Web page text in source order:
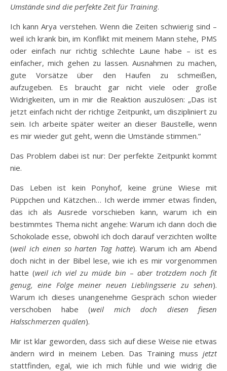
Umstände sind die perfekte Zeit für Training.
Ich kann Arya verstehen. Wenn die Zeiten schwierig sind –
weil ich krank bin, im Konflikt mit meinem Mann stehe, PMS
oder einfach nur richtig schlechte Laune habe – ist es
einfacher, mich gehen zu lassen. Ausnahmen zu machen,
gute Vorsätze über den Haufen zu schmeißen,
aufzugeben. Es braucht gar nicht viele oder große
Widrigkeiten, um in mir die Reaktion auszulösen: „Das ist
jetzt einfach nicht der richtige Zeitpunkt, um diszipliniert zu
sein. Ich arbeite später weiter an dieser Baustelle, wenn
es mir wieder gut geht, wenn die Umstände stimmen.“
Das Problem dabei ist nur: Der perfekte Zeitpunkt kommt
nie.
Das Leben ist kein Ponyhof, keine grüne Wiese mit
Püppchen und Kätzchen… Ich werde immer etwas finden,
das ich als Ausrede vorschieben kann, warum ich ein
bestimmtes Thema nicht angehe: Warum ich dann doch die
Schokolade esse, obwohl ich doch darauf verzichten wollte
(weil ich einen so harten Tag hatte). Warum ich am Abend
doch nicht in der Bibel lese, wie ich es mir vorgenommen
hatte (weil ich viel zu müde bin – aber trotzdem noch fit
genug, eine Folge meiner neuen Lieblingsserie zu sehen).
Warum ich dieses unangenehme Gespräch schon wieder
verschoben habe (weil mich doch diesen fiesen
Halsschmerzen quälen).
Mir ist klar geworden, dass sich auf diese Weise nie etwas
ändern wird in meinem Leben. Das Training muss jetzt
stattfinden, egal, wie ich mich fühle und wie widrig die